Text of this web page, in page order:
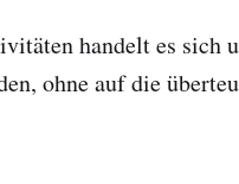
handelt es sich
ohne auf die